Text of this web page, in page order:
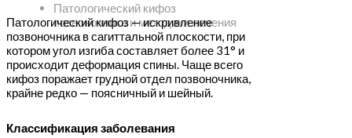
Патологический кифоз
позвоночника и методики лечения
Патологический кифоз — искривление
позвоночника в сагиттальной плоскости, при
котором угол изгиба составляет более 31° и
происходит деформация спины. Чаще всего
кифоз поражает грудной отдел позвоночника,
крайне редко — поясничный и шейный.
Классификация заболевания